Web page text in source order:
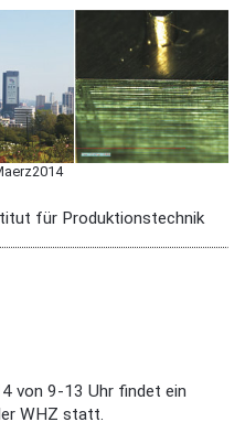
für Produktionstechnik
von 9-13 Uhr findet ein
WHZ statt.